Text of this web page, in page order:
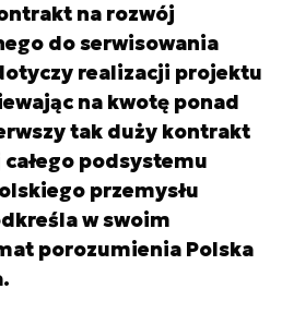
na rozwój
do serwisowania
realizacji projektu
na kwotę ponad
tak duży kontrakt
podsystemu
przemysłu
w swoim
porozumienia Polska